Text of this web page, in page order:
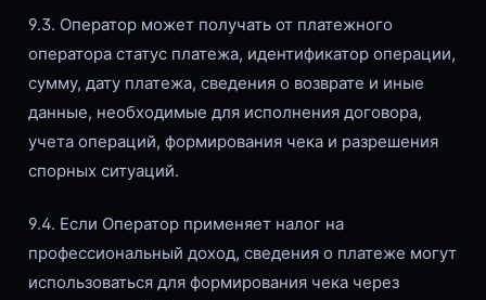
9.3. Оператор может получать от платежного
оператора статус платежа, идентификатор операции,
сумму, дату платежа, сведения о возврате и иные
данные, необходимые для исполнения договора,
учета операций, формирования чека и разрешения
спорных ситуаций.
9.4. Если Оператор применяет налог на
профессиональный доход, сведения о платеже могут
использоваться для формирования чека через